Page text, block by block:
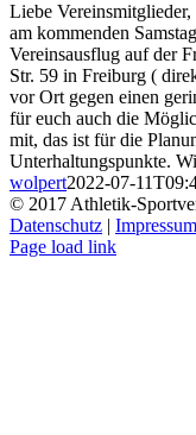
Liebe Vereinsmitglieder,
am kommenden
Vereinsausflug auf der
Str. 59 in Freiburg (
vor Ort gegen einen
für euch auch die
mit, das ist für die
Unterhaltungspunkte.
wolpert2022-07-
© 2017 Athletik-
Datenschutz | Impressum
Instagram
Page load link